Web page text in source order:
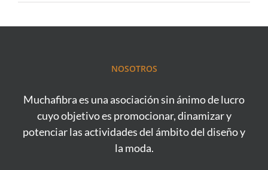
NOSOTROS
Muchafibra es una asociación sin ánimo de lucro
cuyo objetivo es promocionar, dinamizar y
potenciar las actividades del ámbito del diseño y
la moda.